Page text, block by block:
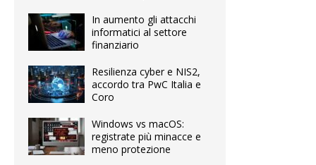
In aumento gli attacchi
informatici al settore
finanziario
Resilienza cyber e NIS2,
accordo tra PwC Italia e
Coro
Windows vs macOS:
registrate più minacce e
meno protezione